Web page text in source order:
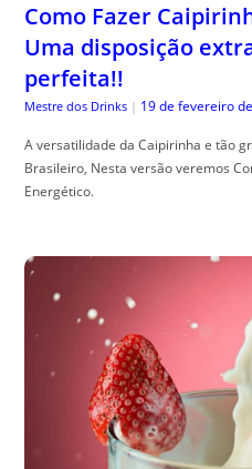
Como Fazer
Uma disposição
perfeita!!
Mestre dos Drinks | 19 de fevereiro
A versatilidade da Caipirinha e tão
Brasileiro, Nesta versão veremos
Energético.